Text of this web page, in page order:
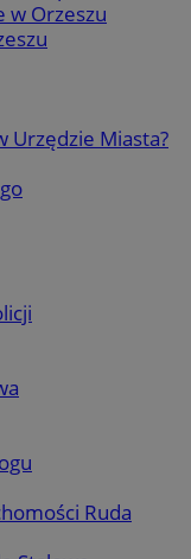
w Orzeszu
Urzędzie Miasta?
Ruda